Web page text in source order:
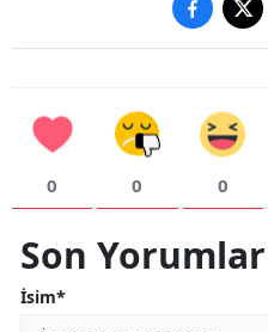
0 0 0
Son Yorumlar
İsim*